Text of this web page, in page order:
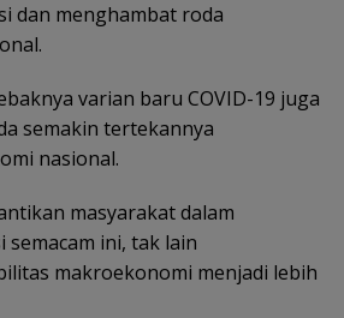
dan menghambat roda
varian baru COVID-19 juga
semakin tertekannya
nasional.
masyarakat dalam
ini, tak lain
makroekonomi menjadi lebih